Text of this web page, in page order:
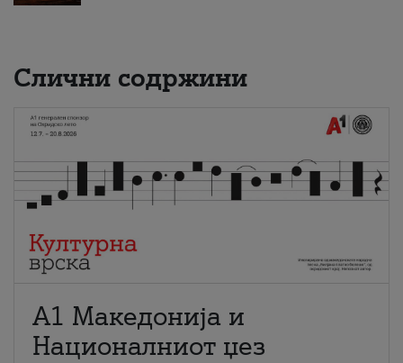
Слични содржини
А1 Македонија и
Националниот џез